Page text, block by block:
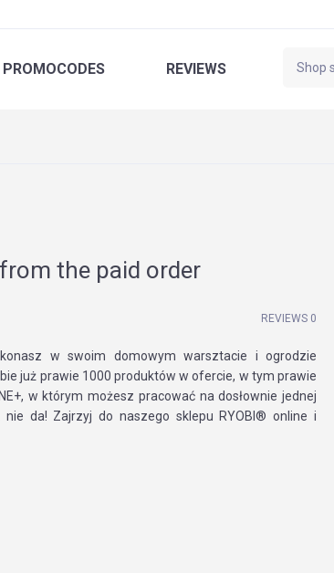
REVIEWS
the paid order
REVIEWS 0
w swoim domowym warsztacie i ogrodzie
już prawie 1000 produktów w ofercie, w tym prawie
w którym możesz pracować na dosłownie jednej
nie da! Zajrzyj do naszego sklepu RYOBI® online i